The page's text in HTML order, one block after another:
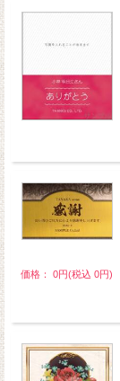
価格： 0円(税込 0円)